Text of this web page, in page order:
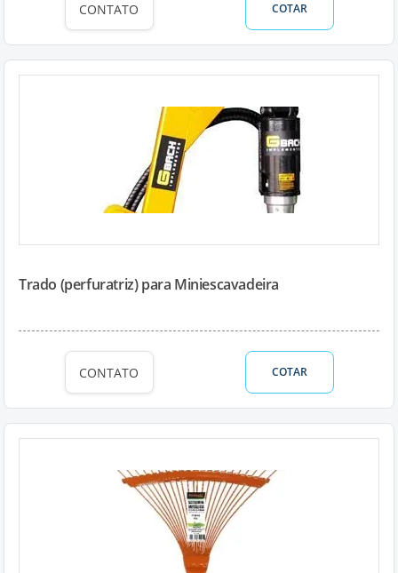
CONTATO COTAR
Trado (perfuratriz) para Miniescavadeira
CONTATO COTAR